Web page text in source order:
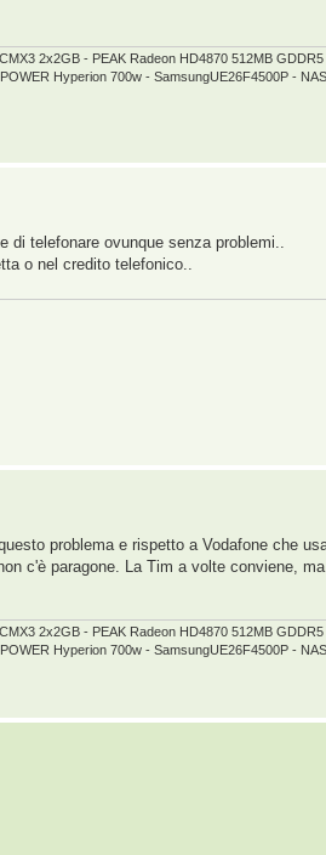
2x2GB - PEAK Radeon HD4870 512MB
Hyperion 700w - SamsungUE26F4500P -
telefonare ovunque senza problemi..
o nel credito telefonico..
problema e rispetto a Vodafone che
c'è paragone. La Tim a volte conviene,
2x2GB - PEAK Radeon HD4870 512MB
Hyperion 700w - SamsungUE26F4500P -